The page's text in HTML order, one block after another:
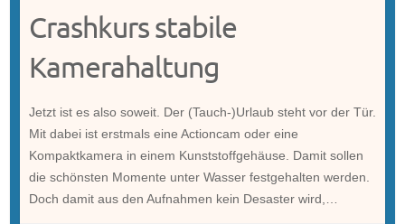
Crashkurs stabile
Kamerahaltung
Jetzt ist es also soweit. Der (Tauch-)Urlaub steht vor der Tür.
Mit dabei ist erstmals eine Actioncam oder eine
Kompaktkamera in einem Kunststoffgehäuse. Damit sollen
die schönsten Momente unter Wasser festgehalten werden.
Doch damit aus den Aufnahmen kein Desaster wird,…